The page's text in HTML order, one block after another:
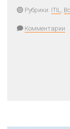
Рубрики: ITIL,
Комментарии